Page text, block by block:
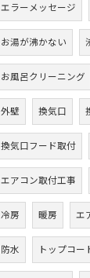
エラーメッセージ
お湯が沸かない
お風呂クリーニング
外壁 換気口
換気口フード取付
エアコン取付工事
冷房 暖房 エ
防水 トップコー